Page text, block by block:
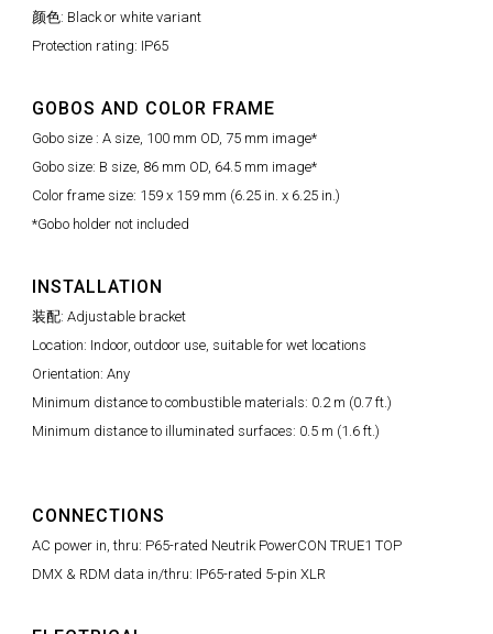
颜色: Black or white variant
Protection rating: IP65
GOBOS AND COLOR FRAME
Gobo size : A size, 100 mm OD, 75 mm image*
Gobo size: B size, 86 mm OD, 64.5 mm image*
Color frame size: 159 x 159 mm (6.25 in. x 6.25 in.)
*Gobo holder not included
INSTALLATION
装配: Adjustable bracket
Location: Indoor, outdoor use, suitable for wet locations
Orientation: Any
Minimum distance to combustible materials: 0.2 m (0.7 ft.)
Minimum distance to illuminated surfaces: 0.5 m (1.6 ft.)
CONNECTIONS
AC power in, thru: P65-rated Neutrik PowerCON TRUE1 TOP
DMX & RDM data in/thru: IP65-rated 5-pin XLR